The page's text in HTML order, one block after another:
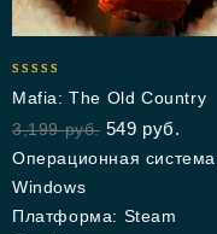
out of 5
Mafia: The Old Country
3,199руб. 549 руб.
Операционная
Windows
Платформа: Steam